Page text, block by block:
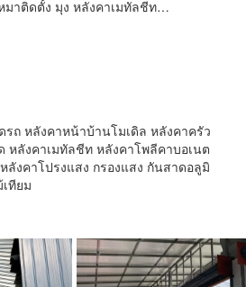
มาติดตั้ง มุง หลังคาเมทัลชีท…
รถ หลังคาหน้าบ้านโมเดิล หลังคาครัว
ลังคาเมทัลชีท หลังคาโพลีคาบอเนต
งคาโปรงแสง กรองแสง กันสาดอลูมิ
ทียม